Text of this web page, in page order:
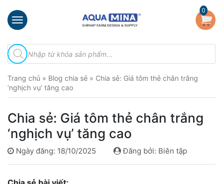
×
chủ
thiệu
Sản
Đầu
Phun
Vi
0
Tìm
kiếm
sản
Trang chủ » Blog chia sẻ » Chia sẻ: Giá tôm thẻ chân trắng
‘nghịch vụ’ tăng cao
Chia sẻ: Giá tôm thẻ chân trắng
‘nghịch vụ’ tăng cao
Ngày đăng: 18/10/2025 Đăng bởi: Biên tập